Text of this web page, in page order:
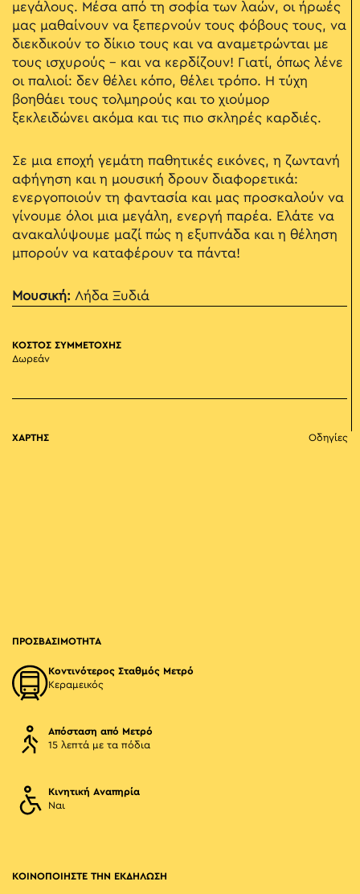
μεγάλους. Μέσα από τη σοφία των λαών, οι ήρωές
μας μαθαίνουν να ξεπερνούν τους φόβους τους, να
διεκδικούν το δίκιο τους και να αναμετρώνται με
τους ισχυρούς – και να κερδίζουν! Γιατί, όπως λένε
οι παλιοί: δεν θέλει κόπο, θέλει τρόπο. Η τύχη
βοηθάει τους τολμηρούς και το χιούμορ
ξεκλειδώνει ακόμα και τις πιο σκληρές καρδιές.
Σε μια εποχή γεμάτη παθητικές εικόνες, η ζωντανή
αφήγηση και η μουσική δρουν διαφορετικά:
ενεργοποιούν τη φαντασία και μας προσκαλούν να
γίνουμε όλοι μια μεγάλη, ενεργή παρέα. Ελάτε να
ανακαλύψουμε μαζί πώς η εξυπνάδα και η θέληση
μπορούν να καταφέρουν τα πάντα!
Μουσική: Λήδα Ξυδιά
ΚΟΣΤΟΣ ΣΥΜΜΕΤΟΧΗΣ
Δωρεάν
ΧΑΡΤΗΣ Οδηγίες
ΠΡΟΣΒΑΣΙΜΟΤΗΤΑ
Κοντινότερος Σταθμός Μετρό
Κεραμεικός
Απόσταση από Μετρό
15 λεπτά με τα πόδια
Κινητική Αναπηρία
Ναι
ΚΟΙΝΟΠΟΙΗΣΤΕ ΤΗΝ ΕΚΔΗΛΩΣΗ